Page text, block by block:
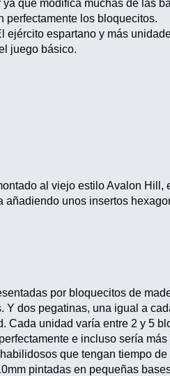
que modifica muchas de las
perfectamente los bloquecitos.
ejército espartano y más
juego básico.
al viejo estilo Avalon
añadiendo unos insertos
por bloquecitos de
Y dos pegatinas, una igual a
Cada unidad varía entre 2 y 5
e incluso sería
que tengan tiempo
pintadas en pequeñas